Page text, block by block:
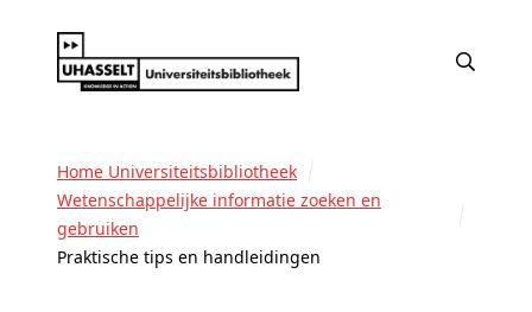
Home Universiteitsbibliotheek
Wetenschappelijke informatie zoeken en
gebruiken
Praktische tips en handleidingen